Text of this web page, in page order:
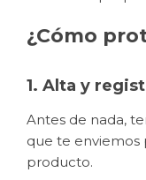
¿Cómo
1. Alta y
Antes de nada,
que te enviemos
producto.